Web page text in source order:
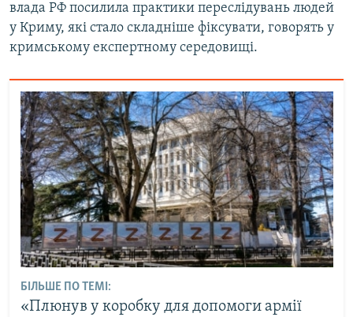
влада РФ посилила практики переслідувань людей
у Криму, які стало складніше фіксувати, говорять у
кримському експертному середовищі.
БІЛЬШЕ ПО ТЕМІ:
«Плюнув у коробку для допомоги армії